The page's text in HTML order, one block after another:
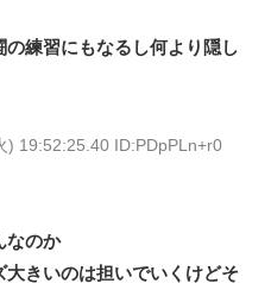
練習にもなるし何より隠し
) 19:52:25.40 ID:PDpPLn+r0
なのか
大きいのは担いでいくけどそ